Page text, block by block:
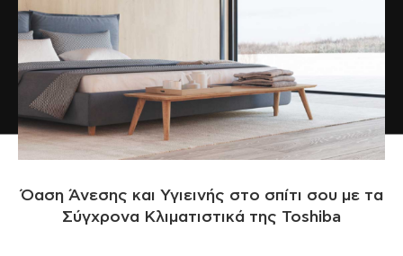
Όαση Άνεσης και Υγιεινής στο σπίτι σου με τα
Σύγχρονα Κλιματιστικά της Toshiba